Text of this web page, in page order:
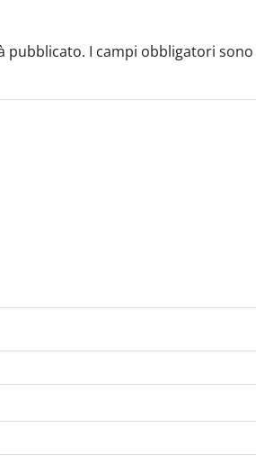
pubblicato. I campi obbligatori